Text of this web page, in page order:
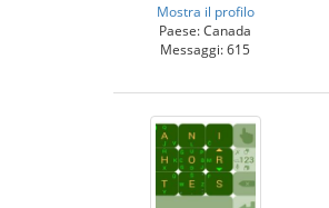
Mostra il profilo
Paese: Canada
Messaggi: 615